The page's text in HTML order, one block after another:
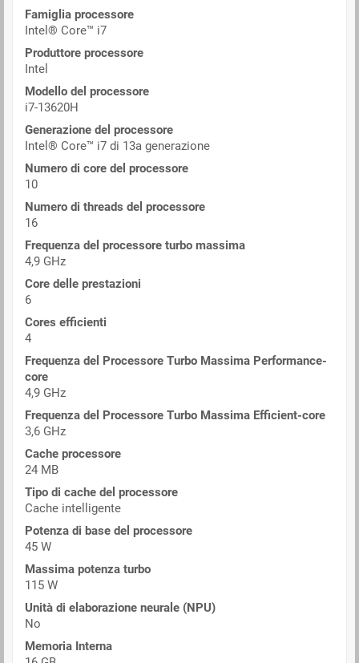
Famiglia processore
Intel® Core™ i7
Produttore processore
Intel
Modello del processore
i7-13620H
Generazione del processore
Intel® Core™ i7 di 13a generazione
Numero di core del processore
10
Numero di threads del processore
16
Frequenza del processore turbo massima
4,9 GHz
Core delle prestazioni
6
Cores efficienti
4
Frequenza del Processore Turbo Massima Performance-
core
4,9 GHz
Frequenza del Processore Turbo Massima Efficient-core
3,6 GHz
Cache processore
24 MB
Tipo di cache del processore
Cache intelligente
Potenza di base del processore
45 W
Massima potenza turbo
115 W
Unità di elaborazione neurale (NPU)
No
Memoria Interna